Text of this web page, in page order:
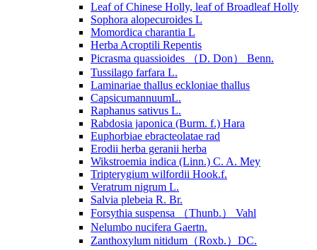
Leaf of Chinese Holly, leaf of Broadleaf Holly
Sophora alopecuroides L
Momordica charantia L
Herba Acroptili Repentis
Picrasma quassioides （D. Don） Benn.
Tussilago farfara L.
Laminariae thallus eckloniae thallus
CapsicumannuumL.
Raphanus sativus L.
Rabdosia japonica (Burm. f.) Hara
Euphorbiae ebracteolatae rad
Erodii herba geranii herba
Wikstroemia indica (Linn.) C. A. Mey
Tripterygium wilfordii Hook.f.
Veratrum nigrum L.
Salvia plebeia R. Br.
Forsythia suspensa （Thunb.） Vahl
Nelumbo nucifera Gaertn.
Zanthoxylum nitidum（Roxb.）DC.